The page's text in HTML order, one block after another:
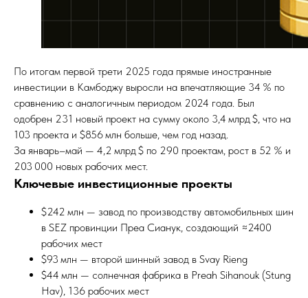
По итогам первой трети 2025 года прямые иностранные
инвестиции в Камбоджу выросли на впечатляющие 34 % по
сравнению с аналогичным периодом 2024 года. Был
одобрен 231 новый проект на сумму около 3,4 млрд $, что на
103 проекта и $856 млн больше, чем год назад.
За январь–май — 4,2 млрд $ по 290 проектам, рост в 52 % и
203 000 новых рабочих мест.
Ключевые инвестиционные проекты
$242 млн — завод по производству автомобильных шин
в SEZ провинции Преа Сианук, создающий ≈2400
рабочих мест
$93 млн — второй шинный завод в Svay Rieng
$44 млн — солнечная фабрика в Preah Sihanouk (Stung
Hav), 136 рабочих мест